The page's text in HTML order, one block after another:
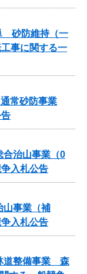
砂防維持（一
事に関する一
常砂防事業
合治山事業（0
入札公告
山事業（補
入札公告
道整備事業 森